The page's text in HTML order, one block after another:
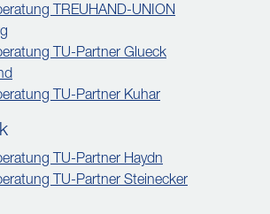
TREUHAND-UNION
TU-Partner Glueck
TU-Partner Kuhar
TU-Partner Haydn
TU-Partner Steinecker